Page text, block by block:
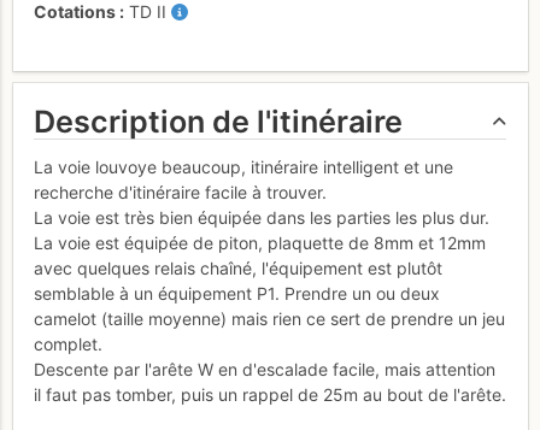
Cotations TD II
Description de l'itinéraire
La voie louvoye beaucoup, itinéraire intelligent et une
recherche d'itinéraire facile à trouver.
La voie est très bien équipée dans les parties les plus dur.
La voie est équipée de piton, plaquette de 8mm et 12mm
avec quelques relais chaîné, l'équipement est plutôt
semblable à un équipement P1. Prendre un ou deux
camelot (taille moyenne) mais rien ce sert de prendre un jeu
complet.
Descente par l'arête W en d'escalade facile, mais attention
il faut pas tomber, puis un rappel de 25m au bout de l'arête.